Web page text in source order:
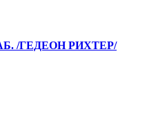
/ГЕДЕОН РИХТЕР/